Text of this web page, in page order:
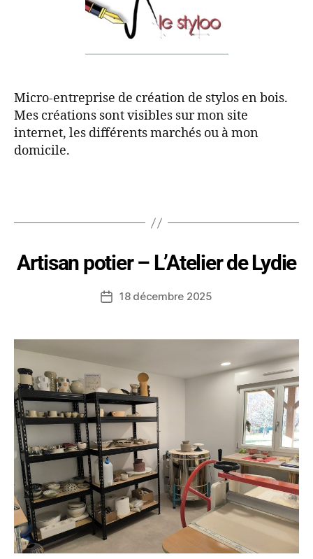
Micro-entreprise de création de stylos en bois.
Mes créations sont visibles sur mon site
internet, les différents marchés ou à mon
domicile.
Artisan potier – L’Atelier de Lydie
18 décembre 2025